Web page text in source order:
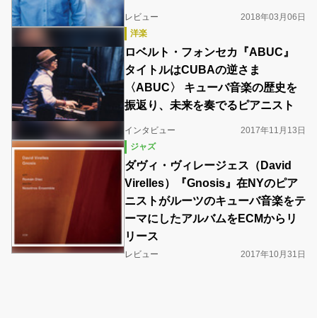
レビュー
2018年03月06日
洋楽
ロベルト・フォンセカ『ABUC』
タイトルはCUBAの逆さま
〈ABUC〉 キューバ音楽の歴史を
振返り、未来を奏でるピアニスト
インタビュー
2017年11月13日
ジャズ
ダヴィ・ヴィレージェス（David
Virelles）『Gnosis』在NYのピア
ニストがルーツのキューバ音楽をテ
ーマにしたアルバムをECMからリ
リース
レビュー 2017年10月31日